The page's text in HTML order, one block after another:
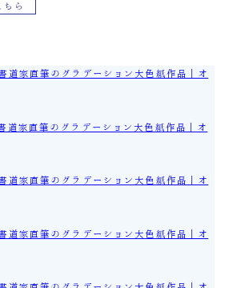
ちら
道家直筆のグラデーション大色紙作品｜オ
道家直筆のグラデーション大色紙作品｜オ
道家直筆のグラデーション大色紙作品｜オ
道家直筆のグラデーション大色紙作品｜オ